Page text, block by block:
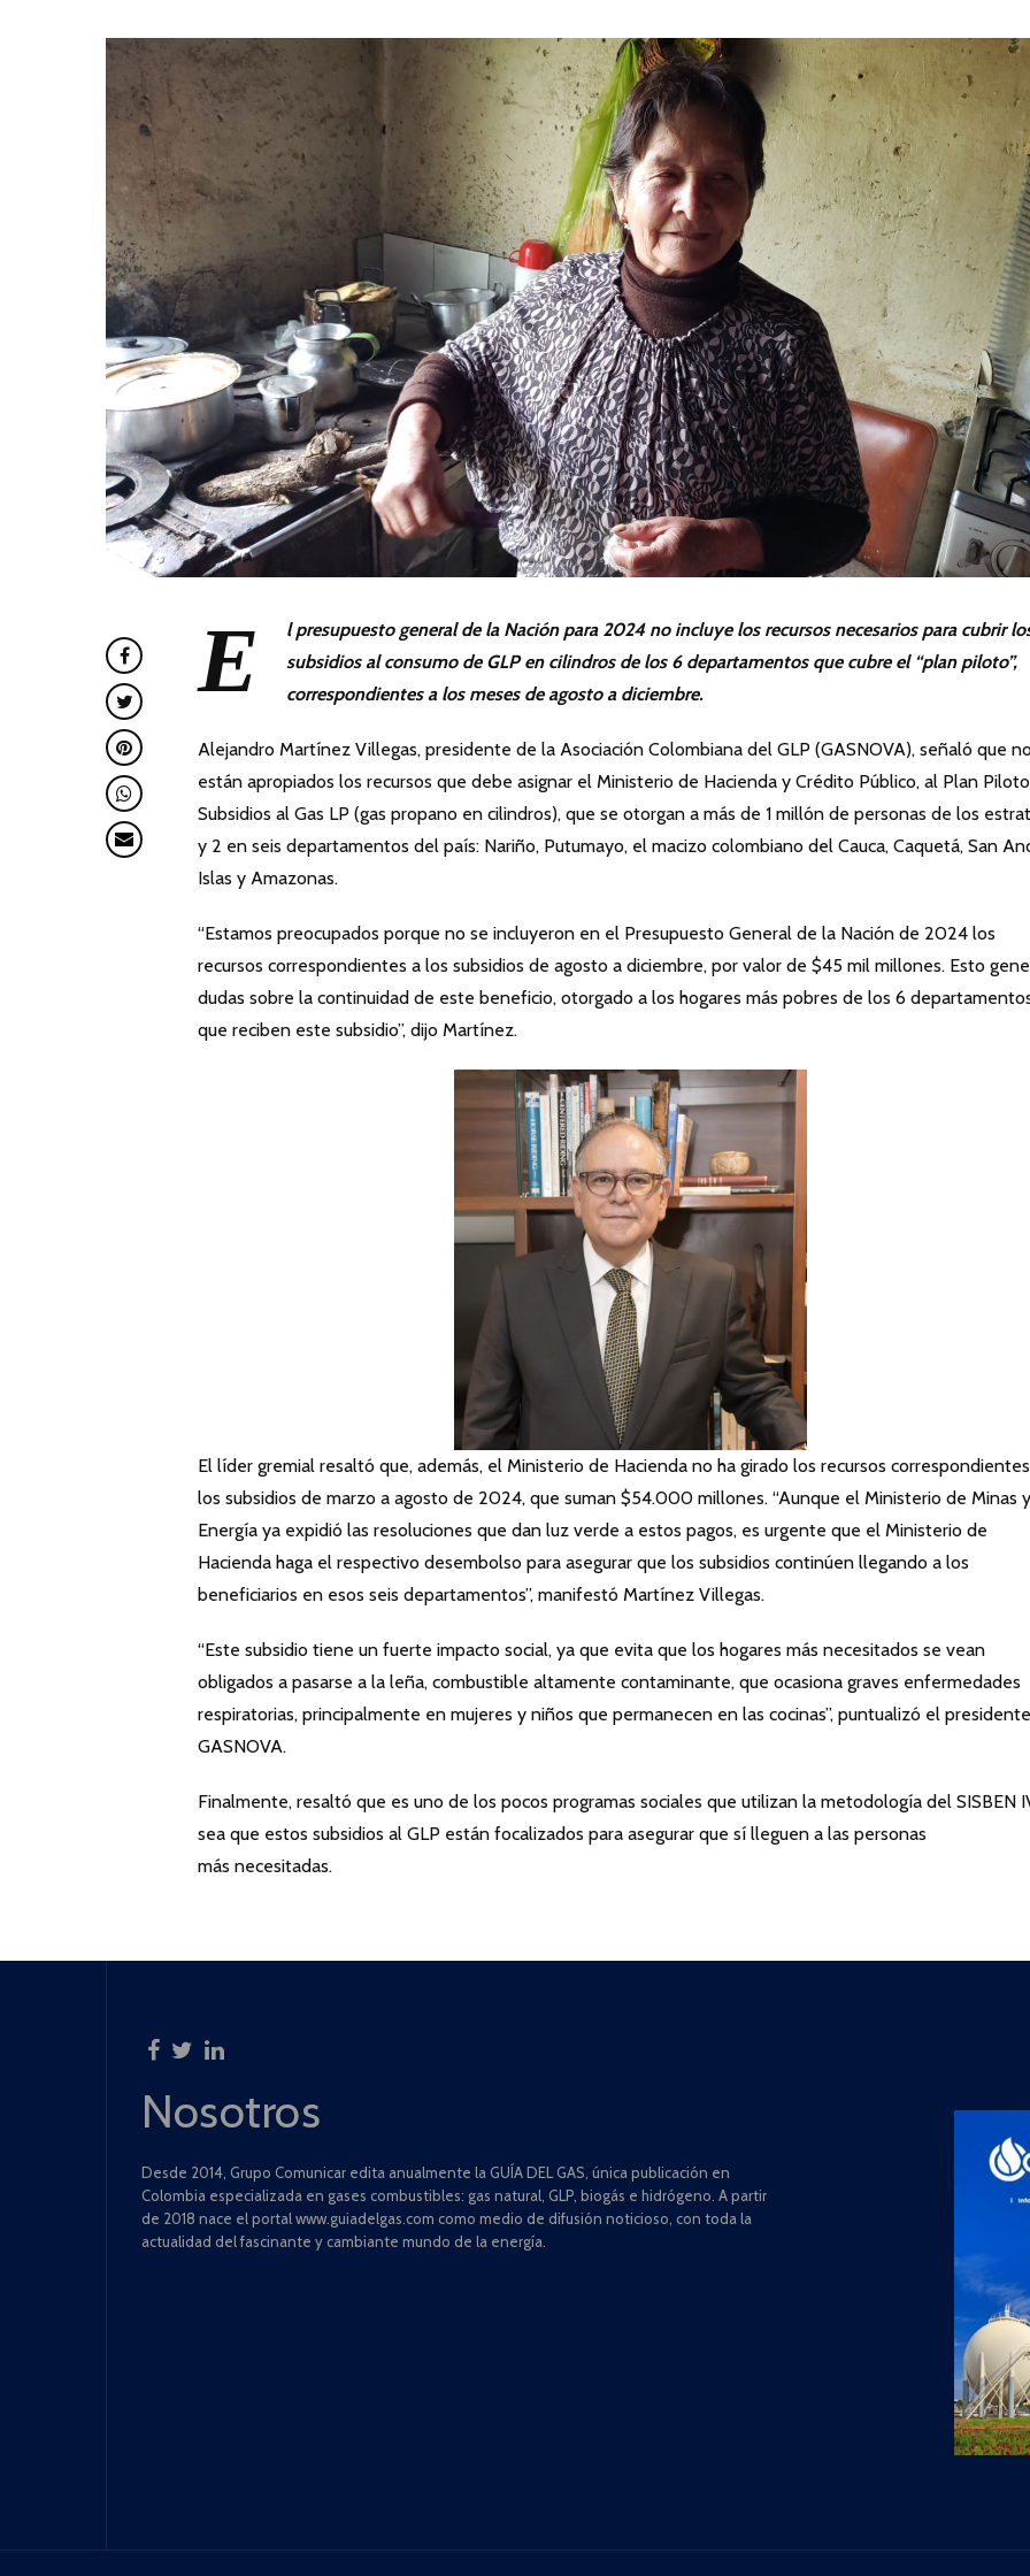
DE
2024
E
l presupuesto general de la Nación para 2024 no incluye los recursos necesarios para cubrir
subsidios al consumo de GLP en cilindros de los 6 departamentos que cubre el “plan piloto”,
correspondientes a los meses de agosto a diciembre.
Alejandro Martínez Villegas, presidente de la Asociación Colombiana del GLP (GASNOVA), señaló que
están apropiados los recursos que debe asignar el Ministerio de Hacienda y Crédito Público, al Plan
Subsidios al Gas LP (gas propano en cilindros), que se otorgan a más de 1 millón de personas de los
y 2 en seis departamentos del país: Nariño, Putumayo, el macizo colombiano del Cauca, Caquetá, San
Islas y Amazonas.
“Estamos preocupados porque no se incluyeron en el Presupuesto General de la Nación de 2024 los
recursos correspondientes a los subsidios de agosto a diciembre, por valor de $45 mil millones. Esto
dudas sobre la continuidad de este beneficio, otorgado a los hogares más pobres de los 6
que reciben este subsidio”, dijo Martínez.
El líder gremial resaltó que, además, el Ministerio de Hacienda no ha girado los recursos
los subsidios de marzo a agosto de 2024, que suman $54.000 millones. “Aunque el Ministerio de Minas y
Energía ya expidió las resoluciones que dan luz verde a estos pagos, es urgente que el Ministerio de
Hacienda haga el respectivo desembolso para asegurar que los subsidios continúen llegando a los
beneficiarios en esos seis departamentos”, manifestó Martínez Villegas.
“Este subsidio tiene un fuerte impacto social, ya que evita que los hogares más necesitados se vean
obligados a pasarse a la leña, combustible altamente contaminante, que ocasiona graves enfermedades
respiratorias, principalmente en mujeres y niños que permanecen en las cocinas”, puntualizó el
GASNOVA.
Finalmente, resaltó que es uno de los pocos programas sociales que utilizan la metodología del SISBEN
sea que estos subsidios al GLP están focalizados para asegurar que sí lleguen a las personas
más necesitadas.
Nosotros
Desde 2014, Grupo Comunicar edita anualmente la GUÍA DEL GAS, única publicación en
Colombia especializada en gases combustibles: gas natural, GLP, biogás e hidrógeno. A partir
de 2018 nace el portal www.guiadelgas.com como medio de difusión noticioso, con toda la
actualidad del fascinante y cambiante mundo de la energía.